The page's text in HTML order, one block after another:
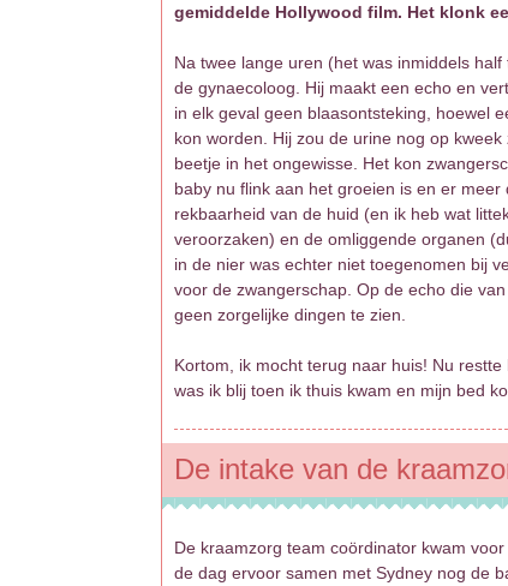
gemiddelde Hollywood film. Het klonk
Na twee lange uren (het was inmiddels
de gynaecoloog. Hij maakt een echo en
in elk geval geen blaasontsteking, hoewel
kon worden. Hij zou de urine nog op
beetje in het ongewisse. Het kon
baby nu flink aan het groeien is en er
rekbaarheid van de huid (en ik heb wat
veroorzaken) en de omliggende organen
in de nier was echter niet toegenomen bij
voor de zwangerschap. Op de echo die
geen zorgelijke dingen te zien.
Kortom, ik mocht terug naar huis! Nu
was ik blij toen ik thuis kwam en mijn bed
De intake van de
De kraamzorg team coördinator kwam
de dag ervoor samen met Sydney nog de